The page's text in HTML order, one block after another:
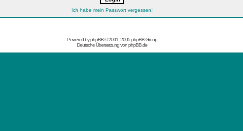
Ich habe mein Passwort vergessen!
Powered byphpBB© 2001, 2005 phpBB Group
Deutsche Übersetzung vonphpBB.de